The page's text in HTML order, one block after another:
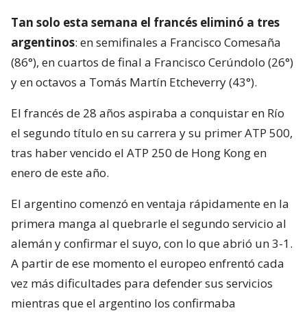
Tan solo esta semana el francés eliminó a tres
argentinos: en semifinales a Francisco Comesaña
(86°), en cuartos de final a Francisco Cerúndolo (26°)
y en octavos a Tomás Martín Etcheverry (43°).
El francés de 28 años aspiraba a conquistar en Río
el segundo título en su carrera y su primer ATP 500,
tras haber vencido el ATP 250 de Hong Kong en
enero de este año.
El argentino comenzó en ventaja rápidamente en la
primera manga al quebrarle el segundo servicio al
alemán y confirmar el suyo, con lo que abrió un 3-1.
A partir de ese momento el europeo enfrentó cada
vez más dificultades para defender sus servicios
mientras que el argentino los confirmaba